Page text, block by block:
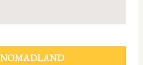
NOMADLAND